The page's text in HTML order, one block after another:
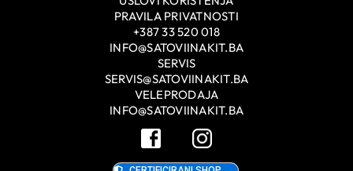
PRAVILA PRIVATNOSTI
+387 33 520 018
INFO@SATOVIINAKIT.BA
SERVIS
SERVIS@SATOVIINAKIT.BA
VELEPRODAJA
INFO@SATOVIINAKIT.BA